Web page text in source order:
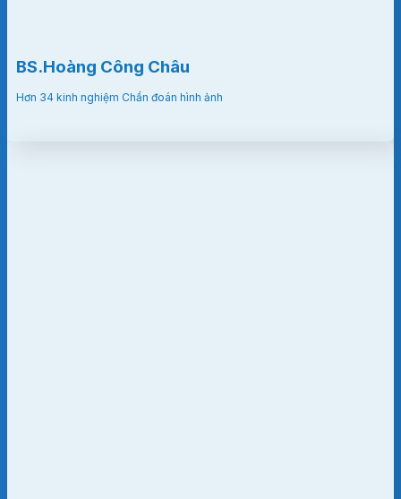
BS.Hoàng Công Châu
Hơn 34 kinh nghiệm Chẩn đoán hình ảnh